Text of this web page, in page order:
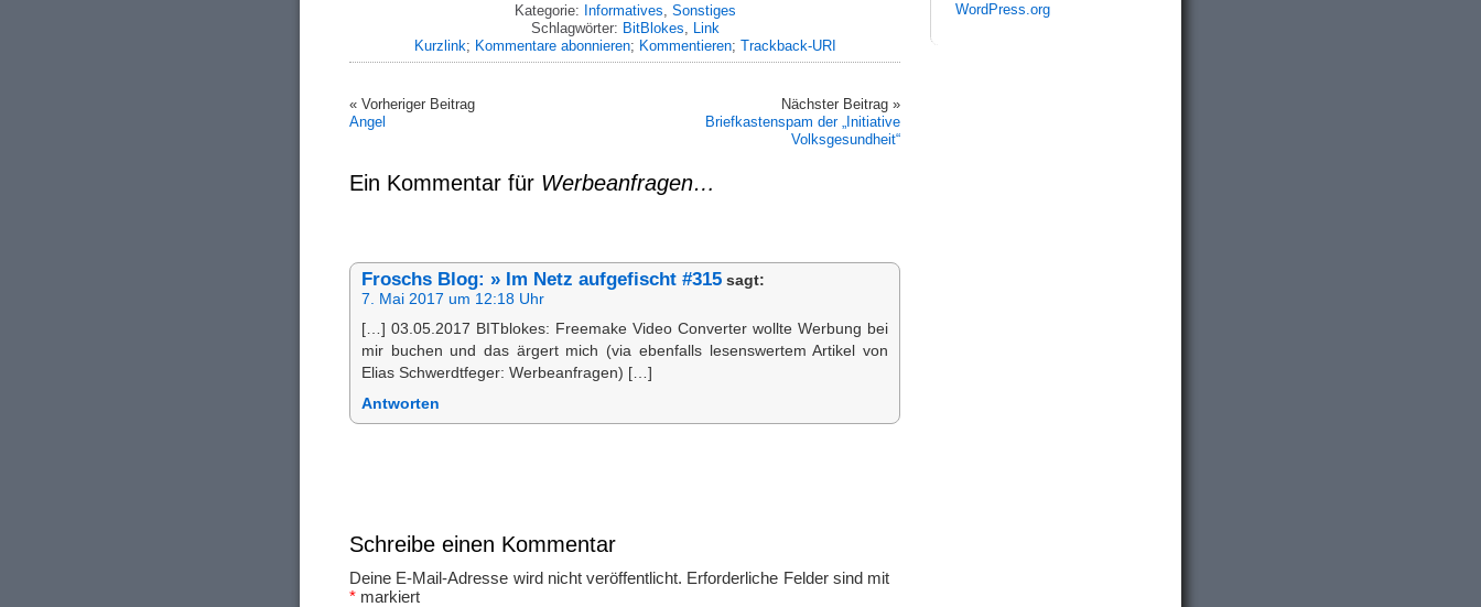
Kategorie: Informatives Sonstiges
Schlagwörter: BitBlokes
Link
Kurzlink; Kommentare abonnieren; Kommentieren; Trackback-URI
« Vorheriger Beitrag
Angel
Nächster Beitrag »
Briefkastenspam der „Initiative
Volksgesundheit“
Ein Kommentar für Werbeanfragen…
Froschs Blog: » Im Netz aufgefischt #315 sagt:
7. Mai 2017 um 12:18 Uhr
[…] 03.05.2017 BITblokes: Freemake Video Converter wollte Werbung bei
mir buchen und das ärgert mich (via ebenfalls lesenswertem Artikel von
Elias Schwerdtfeger: Werbeanfragen) […]
Antworten
Schreibe einen Kommentar
Deine E-Mail-Adresse wird nicht veröffentlicht. Erforderliche Felder sind mit
* markiert
WordPress.org